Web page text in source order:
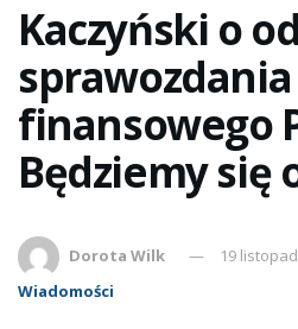
Kaczyński o
sprawozdania
finansowego
Będziemy się
Dorota Wilk
19
Wiadomości